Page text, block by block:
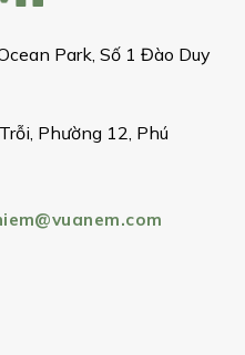
Park, Số 1 Đào Duy
Phường 12, Phú